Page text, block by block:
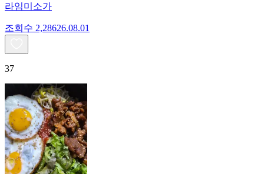
라임미소가
조회수 2,28626.08.01
37